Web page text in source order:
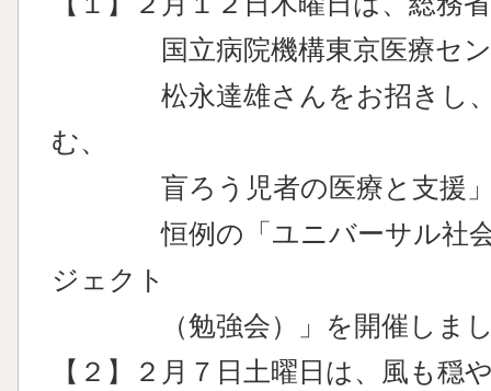
国立病院機構東京医療セン
松永達雄さんをお招きし、
む、
盲ろう児者の医療と支援」
恒例の「ユニバーサル社会
ジェクト
（勉強会）」を開催しまし
【２】２月７日土曜日は、風も穏